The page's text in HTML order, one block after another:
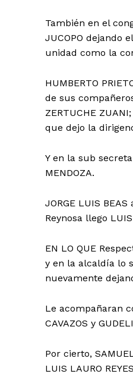
También en el
JUCOPO dejando
unidad como la
HUMBERTO
de sus
ZERTUCHE
que dejo la
Y en la sub
MENDOZA.
JORGE LUIS
Reynosa llego
EN LO QUE
y en la alcaldía lo
nuevamente
Le acompañaran
CAVAZOS y
Por cierto,
LUIS LAURO